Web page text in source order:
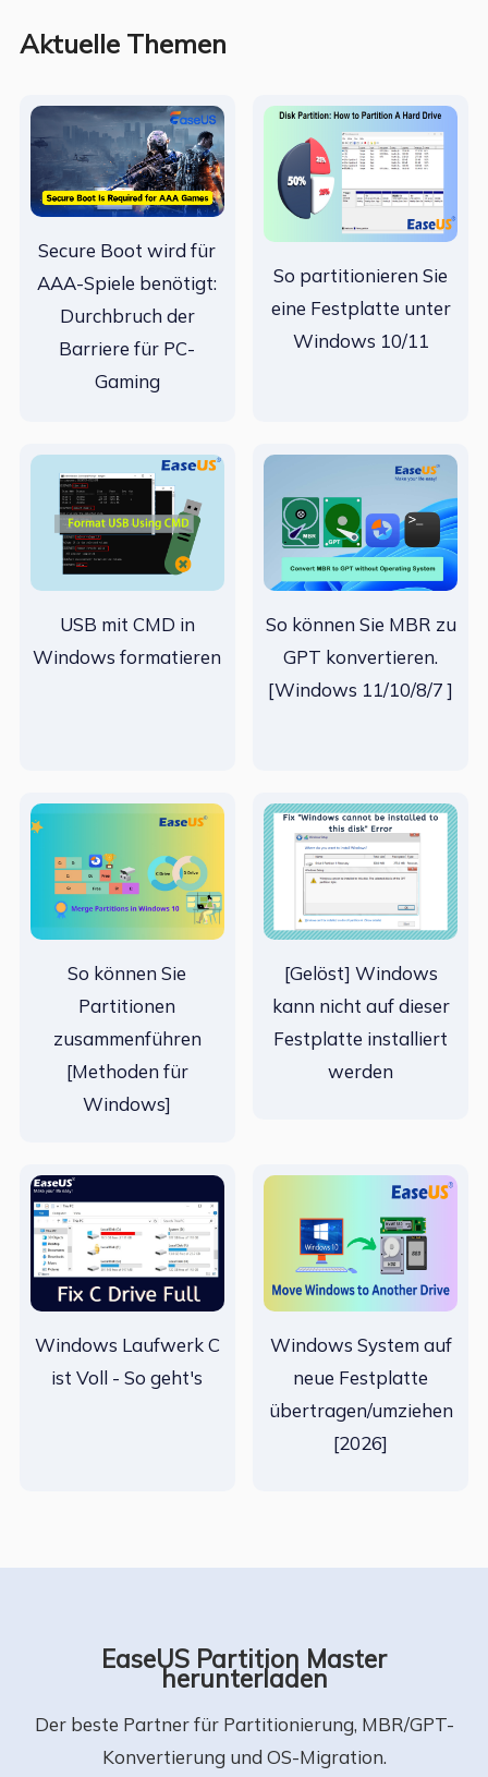
Aktuelle Themen
Secure Boot wird für
AAA-Spiele benötigt:
Durchbruch der
Barriere für PC-
Gaming
So partitionieren Sie
eine Festplatte unter
Windows 10/11
USB mit CMD in
Windows formatieren
So können Sie MBR zu
GPT konvertieren.
[Windows 11/10/8/7 ]
So können Sie
Partitionen
zusammenführen
[Methoden für
Windows]
[Gelöst] Windows
kann nicht auf dieser
Festplatte installiert
werden
Windows Laufwerk C
ist Voll - So geht's
Windows System auf
neue Festplatte
übertragen/umziehen
[2026]
EaseUS Partition Master
herunterladen
Der beste Partner für Partitionierung, MBR/GPT-
Konvertierung und OS-Migration.